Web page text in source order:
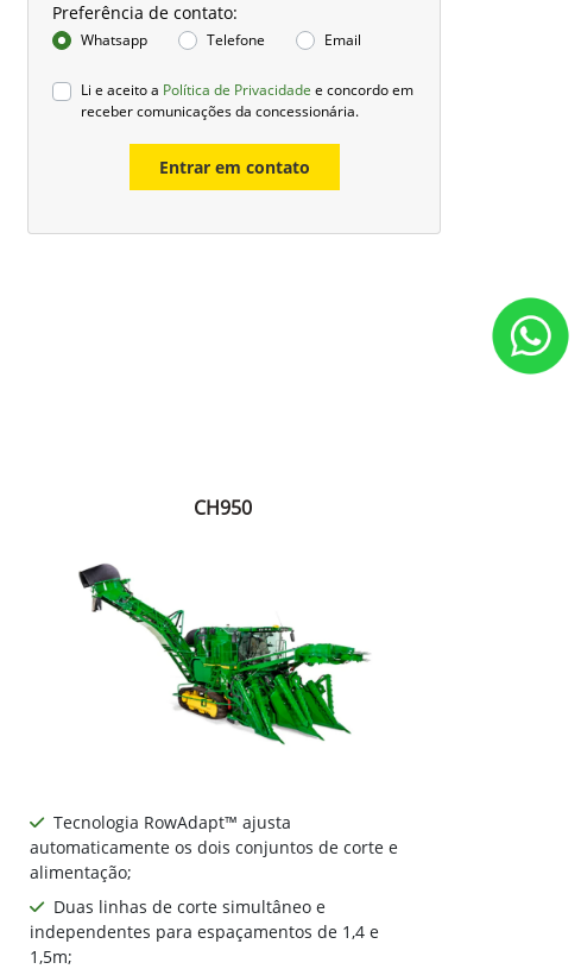
Preferência de contato:
Whatsapp Telefone Email
Li e aceito a Política de Privacidade e concordo em
receber comunicações da concessionária.
Entrar em contato
CH950
Tecnologia RowAdapt™ ajusta
automaticamente os dois conjuntos de corte e
alimentação;
Duas linhas de corte simultâneo e
independentes para espaçamentos de 1,4 e
1,5m;